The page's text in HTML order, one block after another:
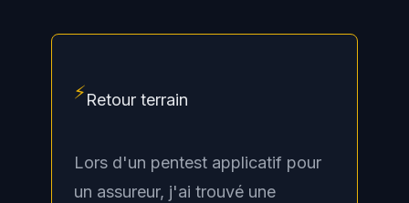
⚡Retour terrain
Lors d'un pentest applicatif pour
un assureur, j'ai trouvé une